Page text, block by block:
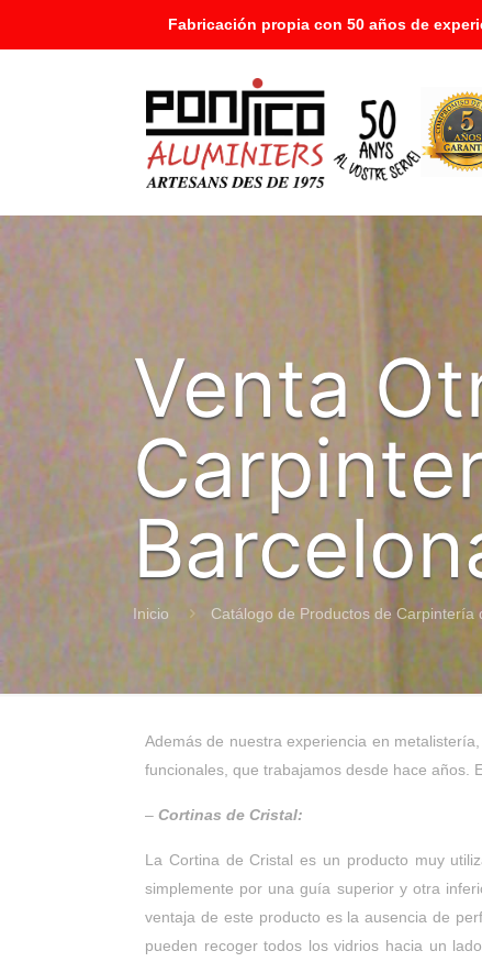
Fabricación propia con 50 años de
Venta
Inicio Catálogo de Productos de Carpintería
Además de nuestra experiencia en
funcionales, que trabajamos desde hace años.
–Cortinas de Cristal:
La Cortina de Cristal es un producto muy
simplemente por una guía superior y otra
ventaja de este producto es la ausencia de
pueden recoger todos los vidrios hacia un